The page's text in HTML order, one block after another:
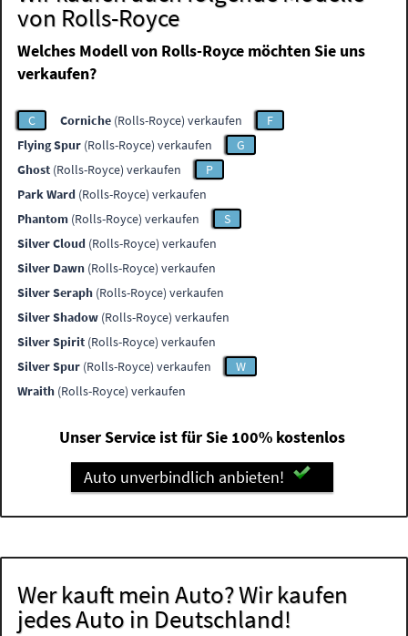
von Rolls-Royce
Welches Modell von Rolls-Royce möchten Sie uns
verkaufen?
C Corniche (Rolls-Royce) verkaufen
F
Flying Spur (Rolls-Royce) verkaufen
G
Ghost (Rolls-Royce) verkaufen
P
Park Ward (Rolls-Royce) verkaufen
Phantom (Rolls-Royce) verkaufen
S
Silver Cloud (Rolls-Royce) verkaufen
Silver Dawn (Rolls-Royce) verkaufen
Silver Seraph (Rolls-Royce) verkaufen
Silver Shadow (Rolls-Royce) verkaufen
Silver Spirit (Rolls-Royce) verkaufen
Silver Spur (Rolls-Royce) verkaufen
W
Wraith (Rolls-Royce) verkaufen
Unser Service ist für Sie 100% kostenlos
Auto unverbindlich anbieten!
Wer kauft mein Auto? Wir kaufen
jedes Auto in Deutschland!